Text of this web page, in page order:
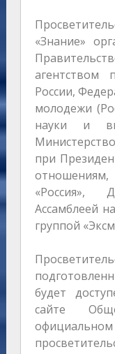
«Знание»
агентством
России,
молодежи
науки и
при
«Россия»,
Ассамблеей
группой
будет
сайте